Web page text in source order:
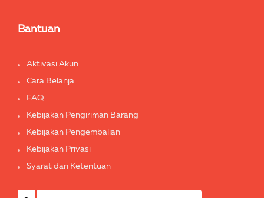
Bantuan
Aktivasi Akun
Cara Belanja
FAQ
Kebijakan Pengiriman Barang
Kebijakan Pengembalian
Kebijakan Privasi
Syarat dan Ketentuan